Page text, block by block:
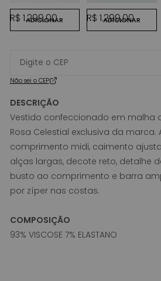
AZUL POLAR
Preço normal
R$ 1.299,00
ADICIONAR
MARROM
CHOCOLATE
Preço normal
R$ 1.299,00
ADICIONAR
Não sei o CEP
DESCRIÇÃO
Vestido confeccionado em malha
Rosa Celestial exclusiva da marca.
comprimento midi, caimento
alças largas, decote reto, detalhe
busto ao comprimento e barra
por zíper nas costas.
COMPOSIÇÃO
93% VISCOSE 7% ELASTANO